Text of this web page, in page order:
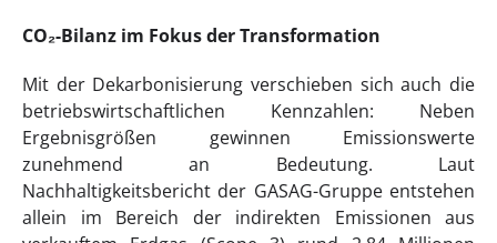
CO₂-Bilanz im Fokus der Transformation
Mit der Dekarbonisierung verschieben sich auch die
betriebswirtschaftlichen Kennzahlen: Neben
Ergebnisgrößen gewinnen Emissionswerte
zunehmend an Bedeutung. Laut
Nachhaltigkeitsbericht der GASAG-Gruppe entstehen
allein im Bereich der indirekten Emissionen aus